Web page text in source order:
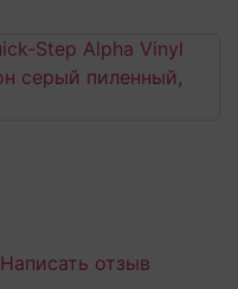
Написать отзыв